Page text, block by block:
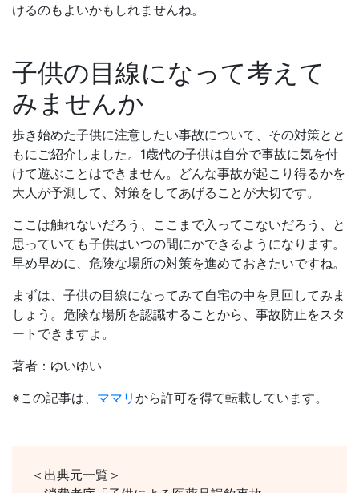
けるのもよいかもしれませんね。
子供の目線になって考えて
みませんか
歩き始めた子供に注意したい事故について、その対策とと
もにご紹介しました。1歳代の子供は自分で事故に気を付
けて遊ぶことはできません。どんな事故が起こり得るかを
大人が予測して、対策をしてあげることが大切です。
ここは触れないだろう、ここまで入ってこないだろう、と
思っていても子供はいつの間にかできるようになります。
早め早めに、危険な場所の対策を進めておきたいですね。
まずは、子供の目線になってみて自宅の中を見回してみま
しょう。危険な場所を認識することから、事故防止をスタ
ートできますよ。
著者：ゆいゆい
※この記事は、 ママリ から許可を得て転載しています。
＜出典元一覧＞